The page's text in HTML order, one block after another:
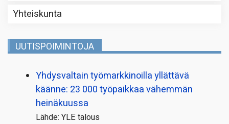
Yhteiskunta
UUTISPOIMINTOJA
Yhdysvaltain työmarkkinoilla yllättävä
käänne: 23 000 työpaikkaa vähemmän
heinäkuussa
Lähde: YLE talous